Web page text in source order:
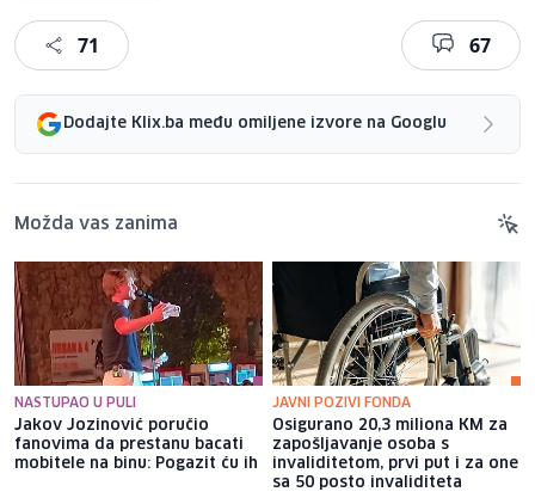
71 67
Dodajte Klix.ba među omiljene izvore na Googlu
Možda vas zanima
NASTUPAO U PULI
Jakov Jozinović poručio
fanovima da prestanu bacati
mobitele na binu: Pogazit ću ih
JAVNI POZIVI FONDA
Osigurano 20,3 miliona KM za
zapošljavanje osoba s
invaliditetom, prvi put i za one
sa 50 posto invaliditeta